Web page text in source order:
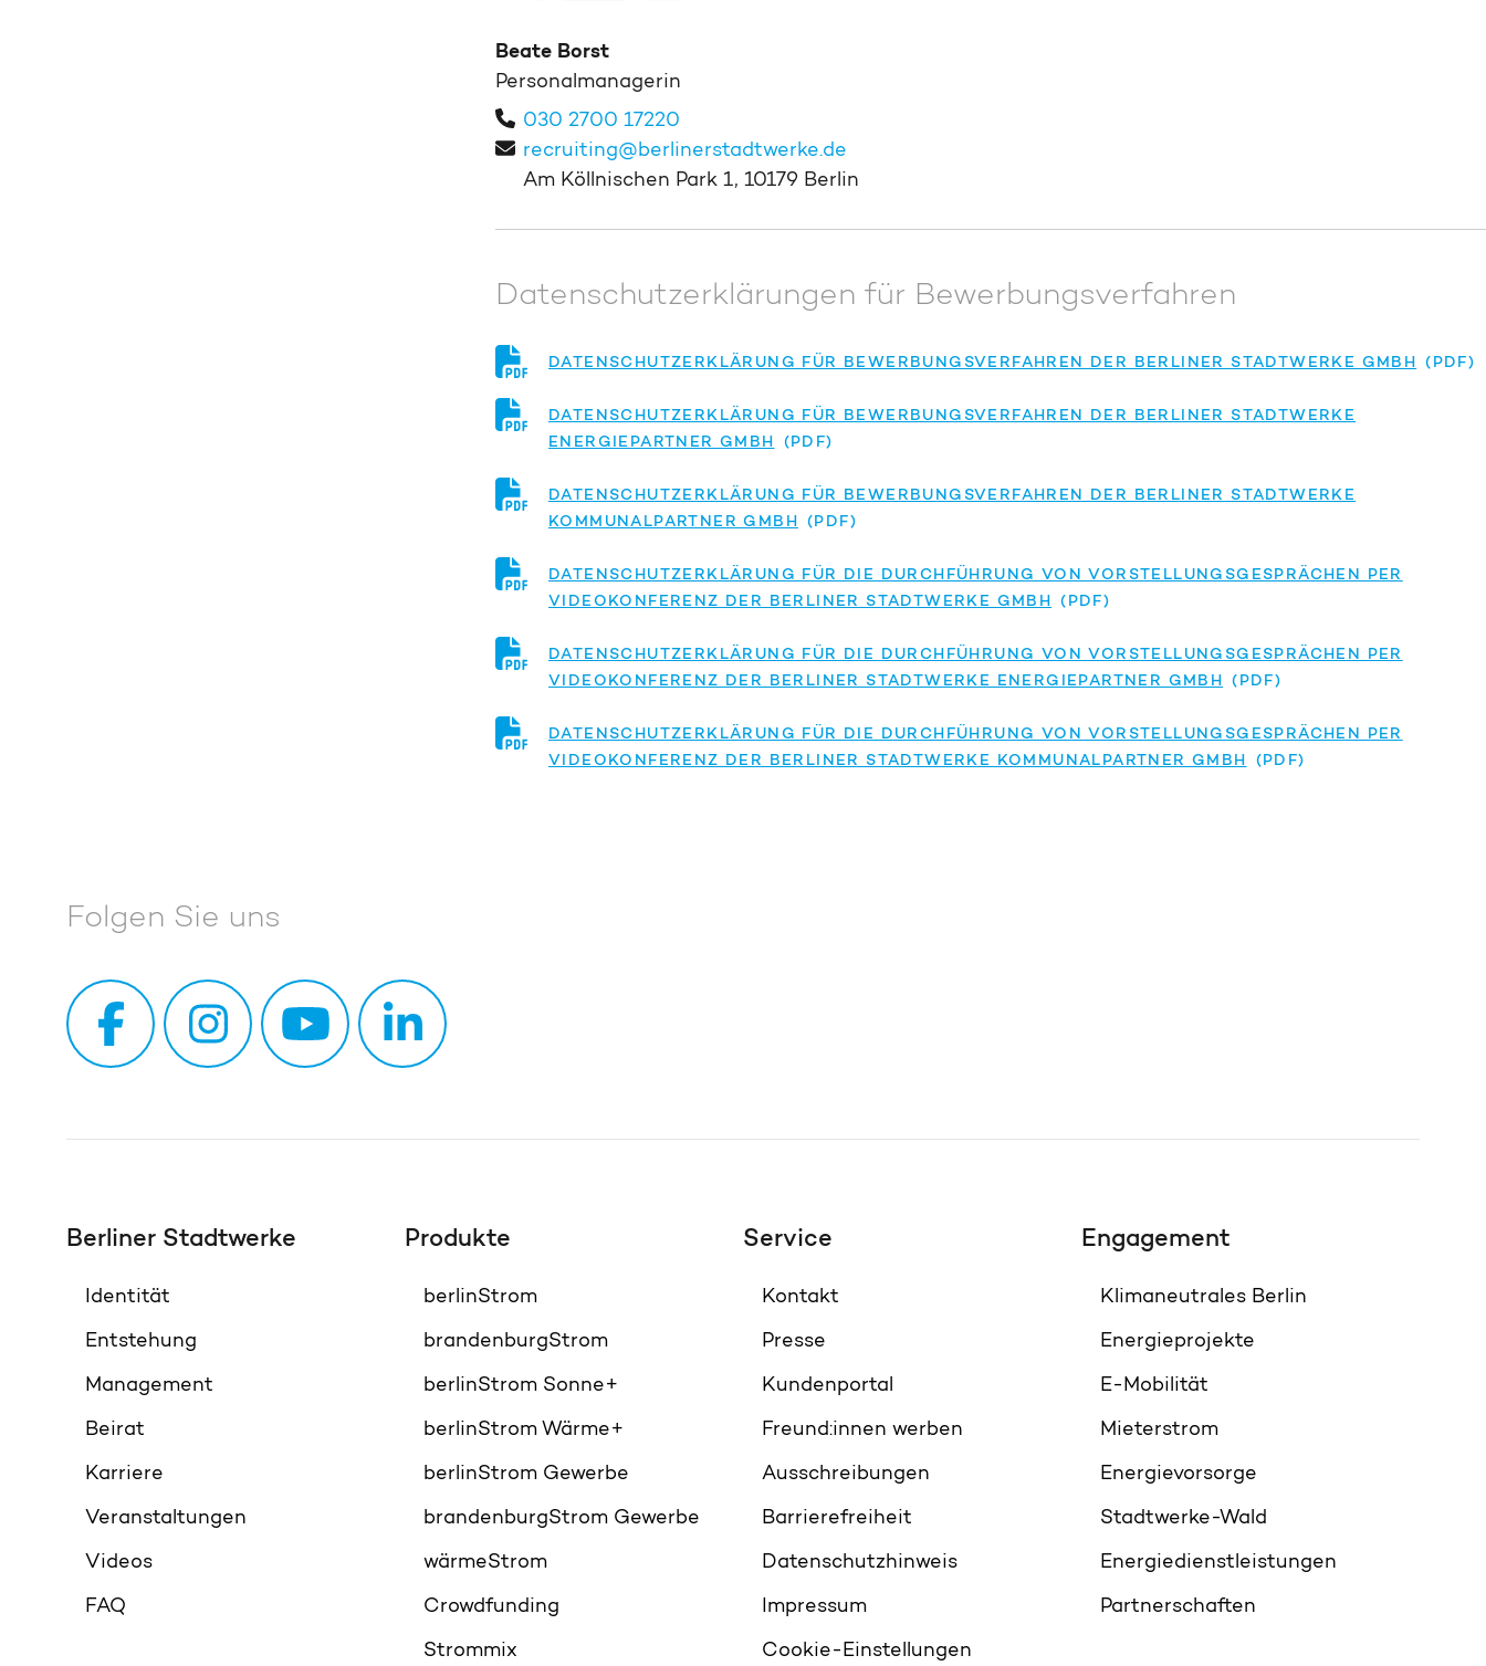
Beate Borst
Personalmanagerin
030 2700 17220
recruiting@berlinerstadtwerke.de
Am Köllnischen Park 1, 10179 Berlin
Datenschutzerklärungen für Bewerbungsverfahren
DATENSCHUTZERKLÄRUNG FÜR BEWERBUNGSVERFAHREN DER BERLINER STADTWERKE GMBH
DATENSCHUTZERKLÄRUNG FÜR BEWERBUNGSVERFAHREN DER BERLINER STADTWERKE
ENERGIEPARTNER GMBH
DATENSCHUTZERKLÄRUNG FÜR BEWERBUNGSVERFAHREN DER BERLINER STADTWERKE
KOMMUNALPARTNER GMBH
DATENSCHUTZERKLÄRUNG FÜR DIE DURCHFÜHRUNG VON VORSTELLUNGSGESPRÄCHEN PER
VIDEOKONFERENZ DER BERLINER STADTWERKE GMBH
DATENSCHUTZERKLÄRUNG FÜR DIE DURCHFÜHRUNG VON VORSTELLUNGSGESPRÄCHEN PER
VIDEOKONFERENZ DER BERLINER STADTWERKE ENERGIEPARTNER GMBH
DATENSCHUTZERKLÄRUNG FÜR DIE DURCHFÜHRUNG VON VORSTELLUNGSGESPRÄCHEN PER
VIDEOKONFERENZ DER BERLINER STADTWERKE KOMMUNALPARTNER GMBH
Folgen Sie uns
Berliner Stadtwerke
Identität
Entstehung
Management
Beirat
Karriere
Veranstaltungen
Videos
FAQ
Produkte
berlinStrom
brandenburgStrom
berlinStrom Sonne+
berlinStrom Wärme+
berlinStrom Gewerbe
brandenburgStrom Gewerbe
wärmeStrom
Crowdfunding
Strommix
Service
Kontakt
Presse
Kundenportal
Freund:innen werben
Ausschreibungen
Barrierefreiheit
Datenschutzhinweis
Impressum
Cookie-Einstellungen
Engagement
Klimaneutrales Berlin
Energieprojekte
E-Mobilität
Mieterstrom
Energievorsorge
Stadtwerke-Wald
Energiedienstleistungen
Partnerschaften